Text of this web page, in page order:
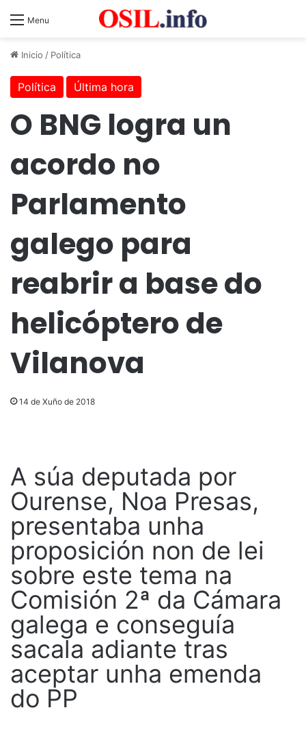
Menu
Inicio / Política
Política Última hora
O BNG logra un
acordo no
Parlamento
galego para
reabrir a base do
helicóptero de
Vilanova
14 de Xuño de 2018
A súa deputada por
Ourense, Noa Presas,
presentaba unha
proposición non de lei
sobre este tema na
Comisión 2ª da Cámara
galega e conseguía
sacala adiante tras
aceptar unha emenda
do PP